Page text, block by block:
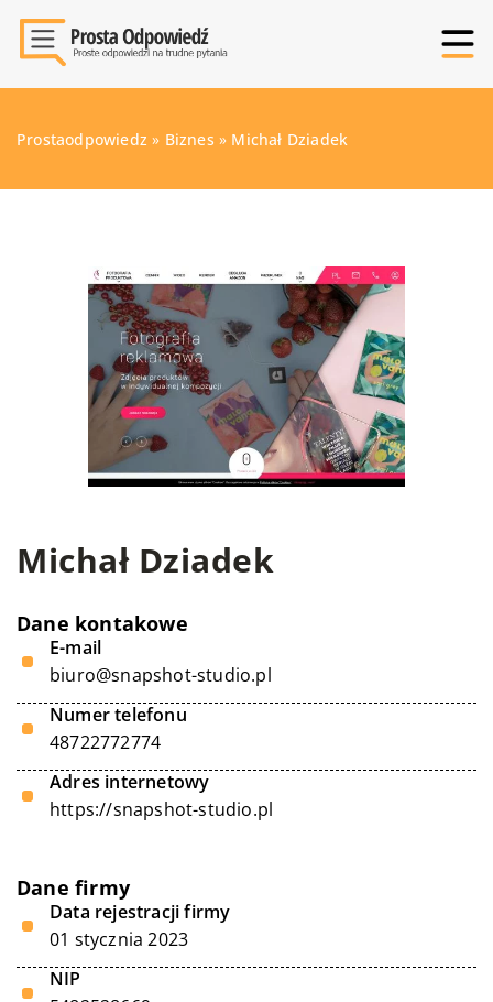
Prostaodpowiedz » Biznes » Michał Dziadek
Michał Dziadek
Dane kontakowe
E-mail
biuro@snapshot-studio.pl
Numer telefonu
48722772774
Adres internetowy
https://snapshot-studio.pl
Dane firmy
Data rejestracji firmy
01 stycznia 2023
NIP